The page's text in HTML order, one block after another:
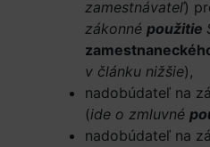
zamestnávateľ)
zákonné použitie
v článku nižšie),
nadobúdateľ na
(ide o zmluvné
nadobúdateľ na